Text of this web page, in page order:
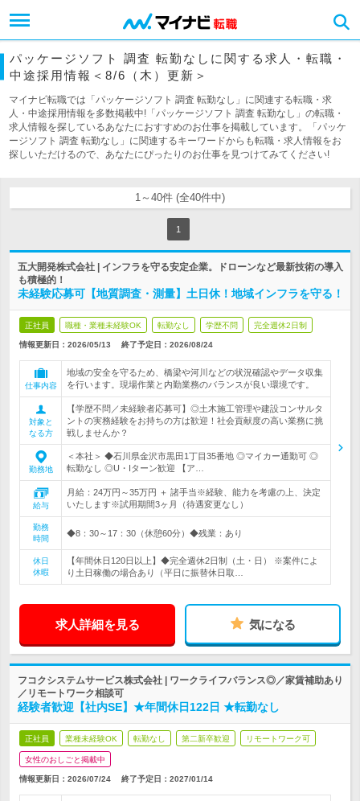
パッケージソフト 調査 転勤なしに関する求人・転職・
中途採用情報＜8/6（木）更新＞
マイナビ転職では「パッケージソフト 調査 転勤なし」に関連する転職・求
人・中途採用情報を多数掲載中!「パッケージソフト 調査 転勤なし」の転職・
求人情報を探しているあなたにおすすめのお仕事を掲載しています。「パッケ
ージソフト 調査 転勤なし」に関連するキーワードからも転職・求人情報をお
探しいただけるので、あなたにぴったりのお仕事を見つけてみてください!
1～40件 (全40件中)
1
五大開発株式会社 | インフラを守る安定企業。ドローンなど最新技術の導入
も積極的！
未経験応募可【地質調査・測量】土日休！地域インフラを守る！
正社員 職種・業種未経験OK 転勤なし 学歴不問 完全週休2日制
情報更新日：2026/05/13 終了予定日： 2026/08/24
仕事内容
地域の安全を守るため、橋梁や河川などの状況確認やデータ収集
を行います。現場作業と内勤業務のバランスが良い環境です。
対象と
なる方
【学歴不問／未経験者応募可】◎土木施工管理や建設コンサルタ
ントの実務経験をお持ちの方は歓迎！社会貢献度の高い業務に挑
戦しませんか？
勤務地
＜本社＞ ◆石川県金沢市黒田1丁目35番地 ◎マイカー通勤可 ◎
転勤なし ◎U・Iターン歓迎 【ア…
給与
月給：24万円～35万円 ＋ 諸手当※経験、能力を考慮の上、決定
いたします※試用期間3ヶ月（待遇変更なし）
勤務
時間
◆8：30～17：30（休憩60分）◆残業：あり
休日
休暇
【年間休日120日以上】◆完全週休2日制（土・日） ※案件によ
り土日稼働の場合あり（平日に振替休日取…
求人詳細を見る 気になる
フコクシステムサービス株式会社 | ワークライフバランス◎／家賃補助あり
／リモートワーク相談可
経験者歓迎【社内SE】★年間休日122日 ★転勤なし
正社員 業種未経験OK 転勤なし 第二新卒歓迎 リモートワーク可
女性のおしごと掲載中
情報更新日：2026/07/24 終了予定日： 2027/01/14